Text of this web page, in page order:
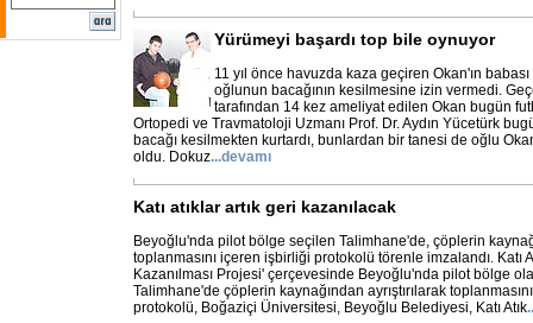
Yürümeyi başardı top bile oynuyor
11 yıl önce havuzda kaza geçiren Okan'ın
oğlunun bacağının kesilmesine izin vermedi.
tarafından 14 kez ameliyat edilen Okan bugün
Ortopedi ve Travmatoloji Uzmanı Prof. Dr. Aydın Yücetürk
bacağı kesilmekten kurtardı, bunlardan bir tanesi de oğlu
oldu. Dokuz...devamı
Katı atıklar artık geri kazanılacak
Beyoğlu'nda pilot bölge seçilen Talimhane'de, çöplerin
toplanmasını içeren işbirliği protokolü törenle imzalandı. Katı
Kazanılması Projesi' çerçevesinde Beyoğlu'nda pilot bölge
Talimhane'de çöplerin kaynağından ayrıştırılarak
protokolü, Boğaziçi Üniversitesi, Beyoğlu Belediyesi, Katı Atık